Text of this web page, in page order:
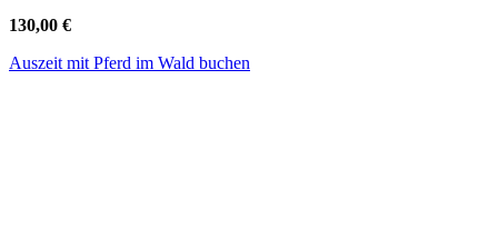
130,00 €
Auszeit mit Pferd im Wald buchen